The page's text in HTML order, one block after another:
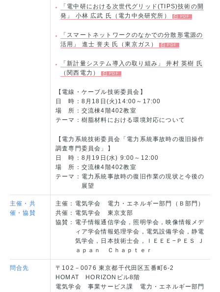
「電中研における次世代グリッド(TIPS)技術の開
発」 小林 広武 氏（電力中央研究所）
「スマートネットワークのなかでの分散形電源の
活用」 進士 誉夫 氏（東京ガス）
「新計量システム導入の取り組み」 井村 英樹 氏
（関西電力）
【電線・ケーブル技術委員会】
日 時： 8月18日(火)14:00～17:00
場 所： 交流棟4階402教室
テーマ： 樹脂材料における環境対応について
【電力系統技術委員会「電力系統事故時の復旧操作
調査専門委員会」】
日 時： 8月19日(水) 9:00～12:00
場 所： 交流棟4階402教室
テーマ： 電力系統事故時の復旧作業の現状と今後の
展望
主催・共
催・協賛
主催： 電気学会 電力・エネルギー部門（Ｂ部門）
共催： 電気学会 東京支部
協賛： 電子情報通信学会，照明学会，映像情報メデ
ィア学会情報処理学会，電気設備学会，静電
気学会，日本技術士会，
ＩＥＥＥ−ＰＥＳ Ｊ
ａｐａｎ Ｃｈａｐｔｅｒ
問合先
〒102－0076 東京都千代田区五番町6-2
HOMAT HORIZONビル8階
電気学会 事業サービス課 電力・エネルギー部門